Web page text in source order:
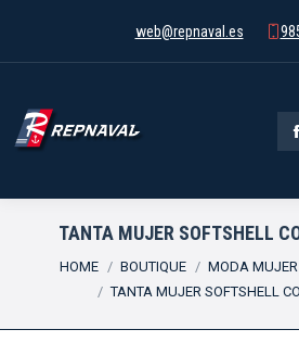
web@repnaval.es
TANTA MUJER SOFTSHELL
You are here:
HOME BOUTIQUE MODA MUJER
TANTA MUJER SOFTSHELL